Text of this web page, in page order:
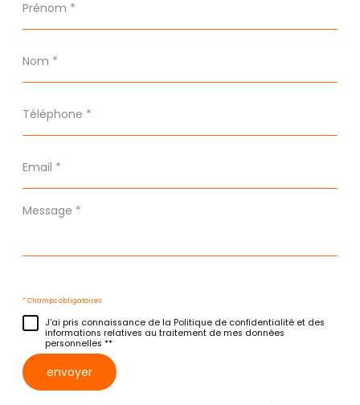
*
*
*
*
Message
* Champs obligatoires
J'ai pris connaissance de la Politique de confidentialité et des
informations relatives au traitement de mes données
personnelles **
envoyer